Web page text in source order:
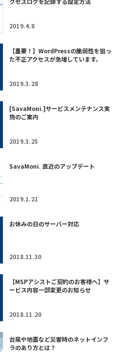
2019.4.8
【重要！】WordPressの脆弱性を狙っ
た不正アクセスが急増しています。
2019.3.28
[SavaMoni.]サービスメンテナンス実
施のご案内
2019.3.25
SavaMoni. 直近のアップデート
2019.1.21
お休みの日のサーバー対応
2018.11.30
【MSPアシストご契約のお客様へ】サ
ービス内容一部変更のお知らせ
2018.11.20
台風や地震など災害時のネットインフ
ラのあり方とは？